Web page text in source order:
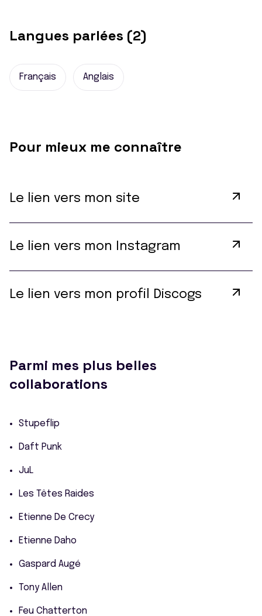
Langues parlées (2)
Français Anglais
Pour mieux me connaître
Le lien vers mon site
Le lien vers mon Instagram
Le lien vers mon profil Discogs
Parmi mes plus belles
collaborations
Stupeflip
Daft Punk
JuL
Les Têtes Raides
Etienne De Crecy
Etienne Daho
Gaspard Augé
Tony Allen
Feu Chatterton